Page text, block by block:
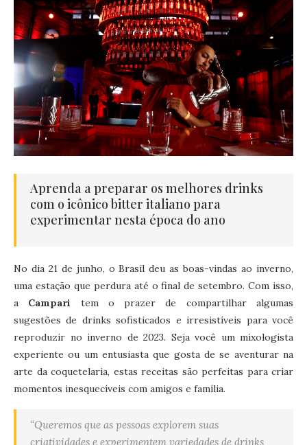
Aprenda a preparar os melhores drinks
com o icônico bitter italiano para
experimentar nesta época do ano
No dia 21 de junho, o Brasil deu as boas-vindas ao inverno,
uma estação que perdura até o final de setembro. Com isso,
a Campari tem o prazer de compartilhar algumas
sugestões de drinks sofisticados e irresistíveis para você
reproduzir no inverno de 2023. Seja você um mixologista
experiente ou um entusiasta que gosta de se aventurar na
arte da coquetelaria, estas receitas são perfeitas para criar
momentos inesquecíveis com amigos e família.
“Queremos que as pessoas explorem suas
criatividades e experimentem variedades de drinks